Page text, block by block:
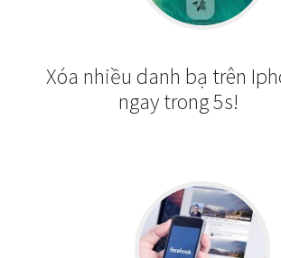
Xóa nhiều danh bạ trên
ngay trong 5s!